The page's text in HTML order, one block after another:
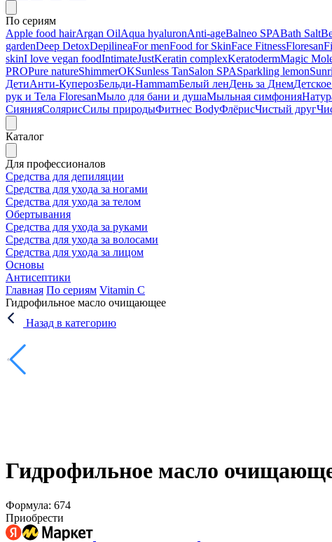
По сериям
Apple food hairArgan OilAqua hyaluronAnti-ageBalneo SPABath Salt
gardenDeep DetoxDepilineaFor menFood for SkinFace FitnessFloresan
skinI love vegan foodIntimateJustKeratin complexKeratodermMagic
PROPure natureShimmerOKSunless TanSalon SPASparkling lemon
ДетиАнти-КуперозБельди-HammamБелый ленДень за Днем
рук и Тела FloresanМыло для бани и душаМыльная симфония
СиянияСолярисСилы природыФитнес BodyФлёрисЧистый друг
Каталог
Для профессионалов
Средства для депиляции
Средства для ухода за ногами
Средства для ухода за телом
Обертывания
Средства для ухода за руками
Средства для ухода за волосами
Средства для ухода за лицом
Основы
Антисептики
Главная По сериям Vitamin C
Гидрофильное масло очищающее
Назад в категорию
Гидрофильное масло
Формула: 674
Приобрести